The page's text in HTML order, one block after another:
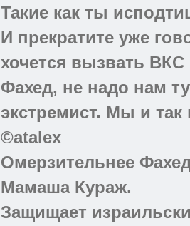
Такие как ты
И прекратите уже
хочется вызвать
Фахед, не надо нам
экстремист. Мы и
©atalex
Омерзительнее
Мамаша Кураж.
Защищает